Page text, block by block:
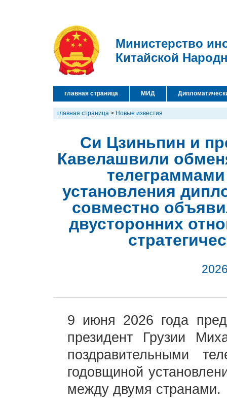
Министерство
Китайской
главная страница МИД
главная страница > Новые известия
Си Цзиньпин и
Кавелашвили
установления
совместно
двусторонних
9 июня 2026 года
президент Грузии
поздравительными
годовщиной
между двумя странами.